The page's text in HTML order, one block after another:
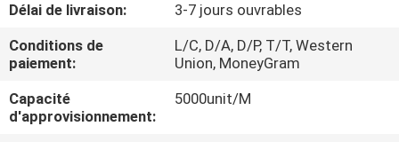
CONTRÔLE
DE
LA
QUALITÉ
Délai de livraison:
3-7 jours ouvrables
Conditions de
paiement:
L/C, D/A, D/P, T/T, Western
Union, MoneyGram
Capacité
d'approvisionnement:
5000unit/M